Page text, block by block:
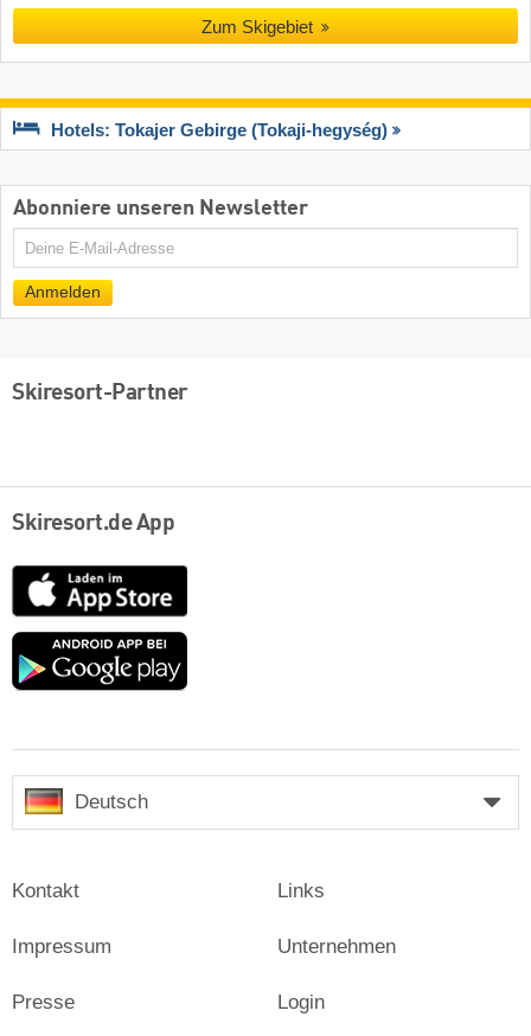
Zum Skigebiet
Hotels: Tokajer Gebirge (Tokaji-hegység)
Abonniere unseren Newsletter
E-
Anmelden
Skiresort-Partner
Skiresort.de App
App
Store
Google
Deutsch
Kontakt
Impressum
Presse
Links
Unternehmen
Login